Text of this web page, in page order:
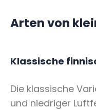
Arten von
Klassische
Die klassische
und niedriger